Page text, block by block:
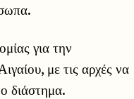
για την
με τις αρχές να
διάστημα.